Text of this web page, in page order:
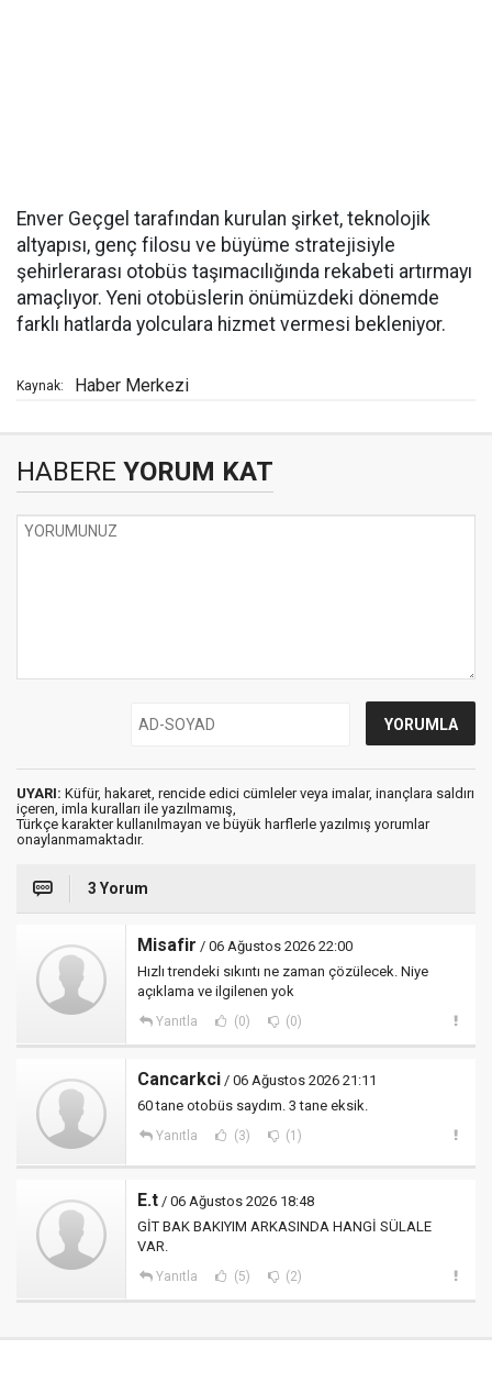
Enver Geçgel tarafından kurulan şirket, teknolojik
altyapısı, genç filosu ve büyüme stratejisiyle
şehirlerarası otobüs taşımacılığında rekabeti artırmayı
amaçlıyor. Yeni otobüslerin önümüzdeki dönemde
farklı hatlarda yolculara hizmet vermesi bekleniyor.
Kaynak: Haber Merkezi
HABERE YORUM KAT
UYARI: Küfür, hakaret, rencide edici cümleler veya imalar, inançlara saldırı
içeren, imla kuralları ile yazılmamış,
Türkçe karakter kullanılmayan ve büyük harflerle yazılmış yorumlar
onaylanmamaktadır.
3 Yorum
Misafir / 06 Ağustos 2026 22:00
Hızlı trendeki sıkıntı ne zaman çözülecek. Niye
açıklama ve ilgilenen yok
Yanıtla (0) (0)
Cancarkci / 06 Ağustos 2026 21:11
60 tane otobüs saydım. 3 tane eksik.
Yanıtla (3) (1)
E.t / 06 Ağustos 2026 18:48
GİT BAK BAKIYIM ARKASINDA HANGİ SÜLALE
VAR.
Yanıtla (5) (2)